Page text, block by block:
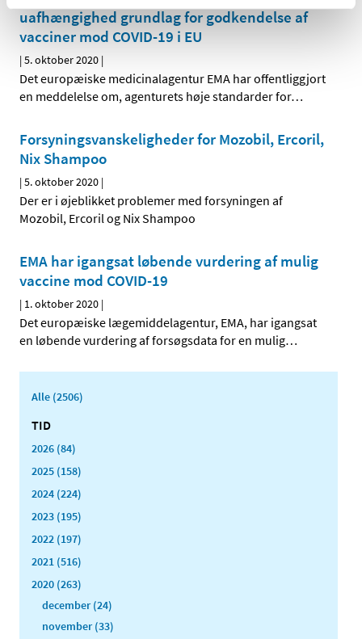
uafhængighed grundlag for godkendelse af
vacciner mod COVID-19 i EU
| 5. oktober 2020 |
Det europæiske medicinalagentur EMA har offentliggjort
en meddelelse om, agenturets høje standarder for…
Forsyningsvanskeligheder for Mozobil, Ercoril,
Nix Shampoo
|5. oktober 2020 |
Der er i øjeblikket problemer med forsyningen af
Mozobil, Ercoril og Nix Shampoo
EMA har igangsat løbende vurdering af mulig
vaccine mod COVID-19
| 1. oktober 2020 |
Det europæiske lægemiddelagentur, EMA, har igangsat
en løbende vurdering af forsøgsdata for en mulig…
Alle (2506)
TID
2026 (84)
2025 (158)
2024 (224)
2023 (195)
2022 (197)
2021 (516)
2020 (263)
december (24)
november (33)